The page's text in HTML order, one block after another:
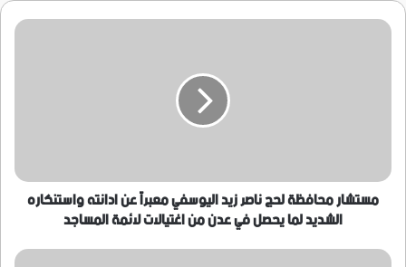
مستشار
ادانته
واستنكاره
الشديد
يحصل
مستشار محافظة لحج ناصر زيد اليوسفي معبراً عن ادانته واستنكاره
الشديد لما يحصل في عدن من اغتيالات لائمة المساجد
في